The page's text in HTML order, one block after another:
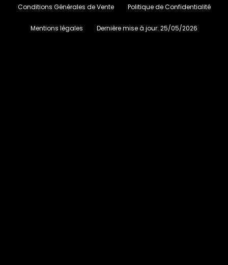
Conditions Générales de Vente Politique de Confidentialité
Mentions légales Dernière mise à jour: 25/05/2026